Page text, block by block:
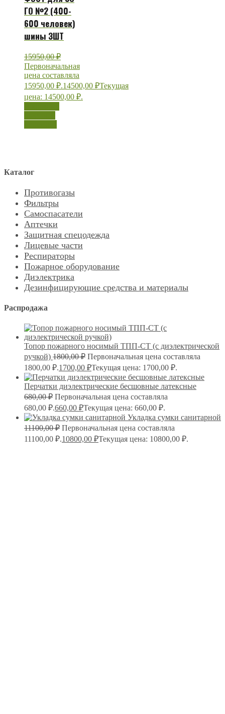
ГО №2 (400-
600 человек)
шины ЗШТ
15950,00₽
Первоначальная
цена составляла
15950,00 ₽.14500,00 ₽Текущая
цена: 14500,00 ₽.
Каталог
Противогазы
Фильтры
Самоспасатели
Аптечки
Защитная спецодежда
Лицевые части
Респираторы
Пожарное оборудование
Диэлектрика
Дезинфицирующие средства и материалы
Распродажа
Топор пожарного носимый ТПП-СТ (с диэлектрической
ручкой) 1800,00₽ Первоначальная цена составляла
1800,00 ₽.1700,00 ₽Текущая цена: 1700,00 ₽.
Перчатки диэлектрические бесшовные латексные
680,00₽ Первоначальная цена составляла
680,00 ₽.660,00 ₽Текущая цена: 660,00 ₽.
Укладка сумки санитарной
11100,00₽ Первоначальная цена составляла
11100,00 ₽.10800,00 ₽Текущая цена: 10800,00 ₽.